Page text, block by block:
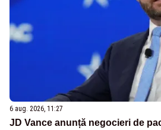
6 aug. 2026, 11:27
JD Vance anunță negocieri de